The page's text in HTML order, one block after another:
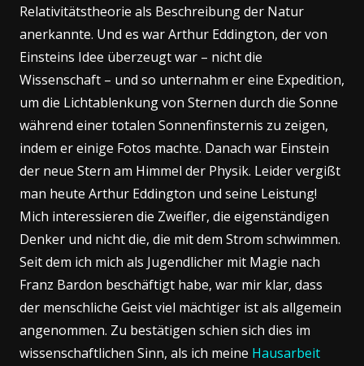
Relativitätstheorie als Beschreibung der Natur
anerkannte. Und es war Arthur Eddington, der von
Einsteins Idee überzeugt war – nicht die
Wissenschaft – und so unternahm er eine Expedition,
um die Lichtablenkung von Sternen durch die Sonne
während einer totalen Sonnenfinsternis zu zeigen,
indem er einige Fotos machte. Danach war Einstein
der neue Stern am Himmel der Physik. Leider vergißt
man heute Arthur Eddington und seine Leistung!
Mich interessieren die Zweifler, die eigenständigen
Denker und nicht die, die mit dem Strom schwimmen.
Seit dem ich mich als Jugendlicher mit Magie nach
Franz Bardon beschäftigt habe, war mir klar, dass
der menschliche Geist viel mächtiger ist als allgemein
angenommen. Zu bestätigen schien sich dies im
wissenschaftlichen Sinn, als ich meine Hausarbeit